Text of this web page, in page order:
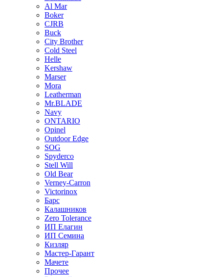
Al Mar
Boker
CJRB
Buck
City Brother
Cold Steel
Helle
Kershaw
Marser
Mora
Leatherman
Mr.BLADE
Navy
ONTARIO
Opinel
Outdoor Edge
SOG
Spyderco
Stell Will
Old Bear
Verney-Carron
Victorinox
Барс
Калашников
Zero Tolerance
ИП Елагин
ИП Семина
Кизляр
Мастер-Гарант
Мачете
Прочее